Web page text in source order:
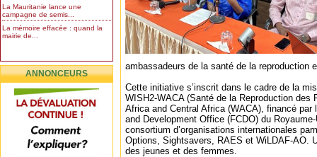
La Mauritanie lance une
campagne de semis...
La mémoire effacée : quand la
mairie de...
ANNONCEURS
ambassadeurs de la santé de la reproduction
Cette initiative s’inscrit dans le cadre de la
WISH2-WACA (Santé de la Reproduction des
Africa and Central Africa (WACA), financé par
and Development Office (FCDO) du
consortium d’organisations internationales
Options, Sightsavers, RAES et WiLDAF-AO.
des jeunes et des femmes.